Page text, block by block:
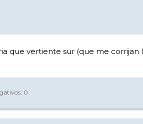
que vertiente sur (que me corrijan
0